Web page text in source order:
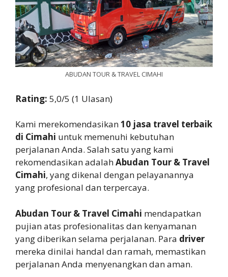
ABUDAN TOUR & TRAVEL CIMAHI
Rating: 5,0/5 (1 Ulasan)
Kami merekomendasikan10 jasa travel terbaik
di Cimahi untuk memenuhi kebutuhan
perjalanan Anda. Salah satu yang kami
rekomendasikan adalahAbudan Tour & Travel
Cimahi, yang dikenal dengan pelayanannya
yang profesional dan terpercaya.
Abudan Tour & Travel Cimahi mendapatkan
pujian atas profesionalitas dan kenyamanan
yang diberikan selama perjalanan. Para driver
mereka dinilai handal dan ramah, memastikan
perjalanan Anda menyenangkan dan aman.